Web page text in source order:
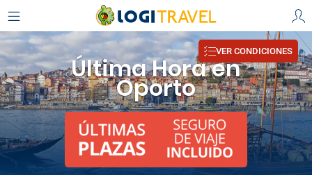
Última Hora en
Oporto
VER CONDICIONES